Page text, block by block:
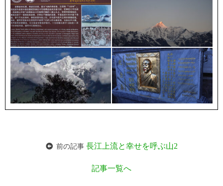
前の記事 長江上流と幸せを呼ぶ山2
記事一覧へ